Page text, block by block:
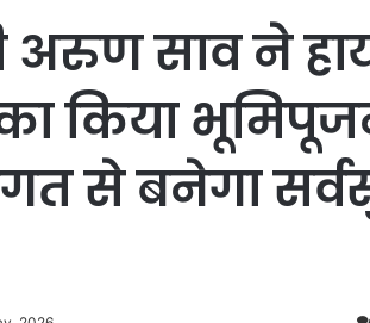
अरुण साव ने
किया
से बनेगा